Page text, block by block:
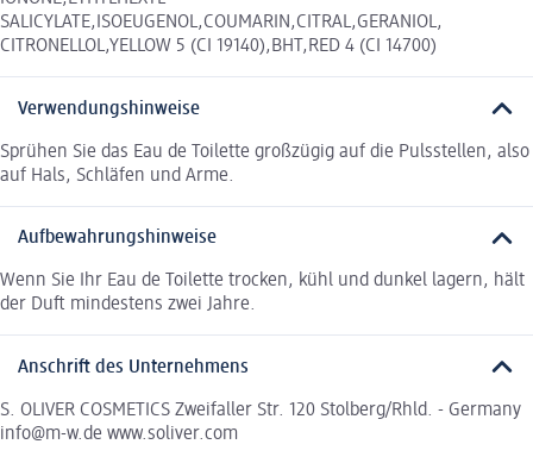
SALICYLATE,ISOEUGENOL,COUMARIN,CITRAL,GERANIOL,
CITRONELLOL,YELLOW 5 (CI 19140),BHT,RED 4 (CI 14700)
Verwendungshinweise
Sprühen Sie das Eau de Toilette großzügig auf die Pulsstellen, also
auf Hals, Schläfen und Arme.
Aufbewahrungshinweise
Wenn Sie Ihr Eau de Toilette trocken, kühl und dunkel lagern, hält
der Duft mindestens zwei Jahre.
Anschrift des Unternehmens
S. OLIVER COSMETICS Zweifaller Str. 120 Stolberg/Rhld. - Germany
info@m-w.de www.soliver.com